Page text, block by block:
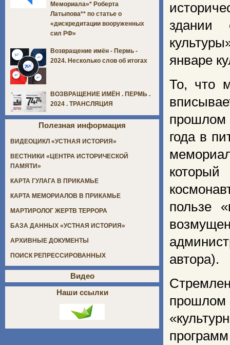
здании
январе
То, что
прошлом
года в
пользе
автора).
прошлом
Мемориала»* Роберта
Латыпова** по статье о
«дискредитации вооруженных
сил РФ»
Возвращение имён - Пермь -
2024. Несколько слов об итогах
ВОЗВРАЩЕНИЕ ИМЁН . ПЕРМЬ .
2024 . ТРАНСЛЯЦИЯ
Полезная информация
ВИДЕОЦИКЛ «УСТНАЯ ИСТОРИЯ»
ВЕСТНИКИ «ЦЕНТРА ИСТОРИЧЕСКОЙ
ПАМЯТИ»
КАРТА ГУЛАГА В ПРИКАМЬЕ
КАРТА МЕМОРИАЛОВ В ПРИКАМЬЕ
МАРТИРОЛОГ ЖЕРТВ ТЕРРОРА
БАЗА ДАННЫХ «УСТНАЯ ИСТОРИЯ»
АРХИВНЫЕ ДОКУМЕНТЫ
ПОИСК РЕПРЕССИРОВАННЫХ
Видео
Наши ссылки